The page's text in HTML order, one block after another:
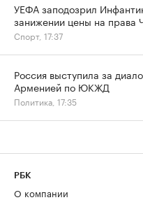
УЕФА заподозрил
занижении цены на права
Спорт, 17:37
Россия выступила за
Арменией по ЮКЖД
Политика, 17:35
РБК
О компании